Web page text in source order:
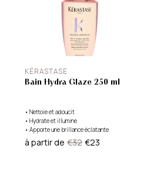
KÉRASTASE
Bain Hydra Glaze 250 ml
• Nettoie et adoucit
• Hydrate et illumine
• Apporte une brillance éclatante
à partir de €32 €23